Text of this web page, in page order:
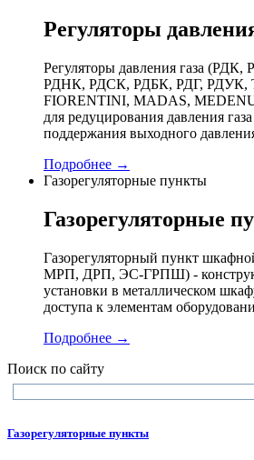
Регуляторы
Регуляторы давления газа
РДНК, РДСК, РДБК, РДГ, РДУК,
FIORENTINI, MADAS,
для редуцирования давления
поддержания выходного
Подробнее →
Газорегуляторные пункты
Газорегуляторные
Газорегуляторный пункт
МРП, ДРП, ЭС-ГРПШ) -
установки в металлическом
доступа к элементам
Подробнее →
Поиск по сайту
Газорегуляторные пункты